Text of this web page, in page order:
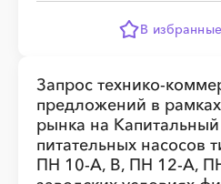
В избранные
Запрос технико-
предложений в
рынка на
питательных насосов
ПН 10-А, В, ПН 12-А,